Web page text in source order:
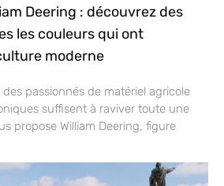
Deering : découvrez des
les couleurs qui ont
moderne
passionnés de matériel agricole
suffisent à raviver toute une
propose William Deering, figure